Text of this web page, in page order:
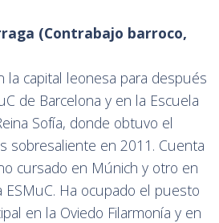
(Contrabajo barroco,
la capital leonesa para después
de Barcelona y en la Escuela
Sofía, donde obtuvo el
sobresaliente en 2011. Cuenta
cursado en Múnich y otro en
ESMuC. Ha ocupado el puesto
en la Oviedo Filarmonía y en